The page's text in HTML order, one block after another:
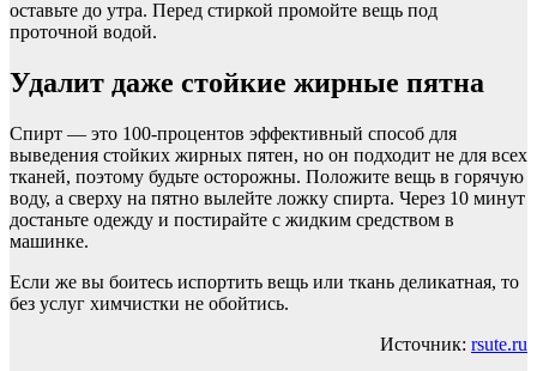
оставьте до утра. Перед стиркой промойте вещь под
проточной водой.
Удалит даже стойкие жирные пятна
Спирт — это 100-процентов эффективный способ для
выведения стойких жирных пятен, но он подходит не для всех
тканей, поэтому будьте осторожны. Положите вещь в горячую
воду, а сверху на пятно вылейте ложку спирта. Через 10 минут
достаньте одежду и постирайте с жидким средством в
машинке.
Если же вы боитесь испортить вещь или ткань деликатная, то
без услуг химчистки не обойтись.
Источник: rsute.ru